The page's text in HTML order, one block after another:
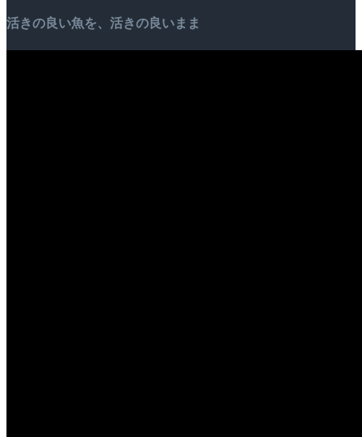
活きの良い魚を、活きの良いまま